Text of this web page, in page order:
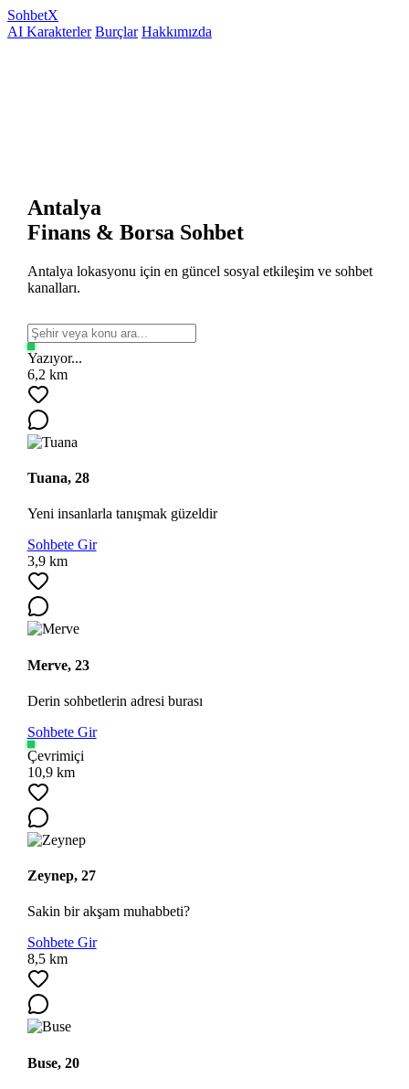
SohbetX
AI Karakterler Burçlar Hakkımızda
Antalya
Finans & Borsa Sohbet
Antalya lokasyonu için en güncel sosyal etkileşim ve sohbet
kanalları.
Yazıyor...
6,2 km
Tuana, 28
Yeni insanlarla tanışmak güzeldir
Sohbete Gir
3,9 km
Merve, 23
Derin sohbetlerin adresi burası
Sohbete Gir
Çevrimiçi
10,9 km
Zeynep, 27
Sakin bir akşam muhabbeti?
Sohbete Gir
8,5 km
Buse, 20